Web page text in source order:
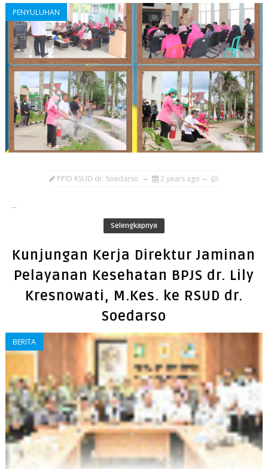
PENYULUHAN
PPID RSUD dr. Soedarso 2 years ago
...
Selengkapnya
Kunjungan Kerja Direktur Jaminan
Pelayanan Kesehatan BPJS dr. Lily
Kresnowati, M.Kes. ke RSUD dr.
Soedarso
BERITA